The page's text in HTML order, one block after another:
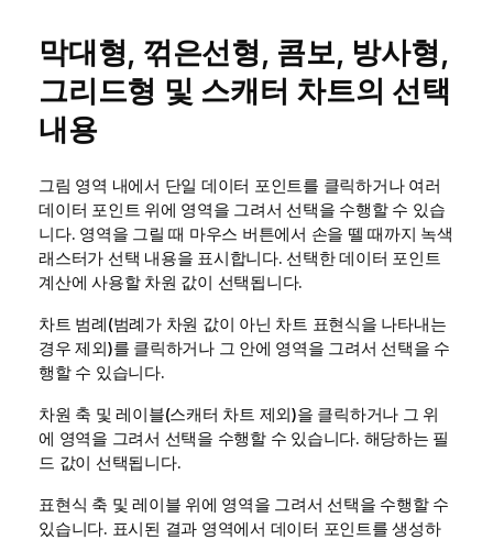
막대형, 꺾은선형, 콤보, 방사형,
그리드형 및 스캐터 차트의 선택
내용
그림 영역 내에서 단일 데이터 포인트를 클릭하거나 여러
데이터 포인트 위에 영역을 그려서 선택을 수행할 수 있습
니다. 영역을 그릴 때 마우스 버튼에서 손을 뗄 때까지 녹색
래스터가 선택 내용을 표시합니다. 선택한 데이터 포인트
계산에 사용할 차원 값이 선택됩니다.
차트 범례(범례가 차원 값이 아닌 차트 표현식을 나타내는
경우 제외)를 클릭하거나 그 안에 영역을 그려서 선택을 수
행할 수 있습니다.
차원 축 및 레이블(스캐터 차트 제외)을 클릭하거나 그 위
에 영역을 그려서 선택을 수행할 수 있습니다. 해당하는 필
드 값이 선택됩니다.
표현식 축 및 레이블 위에 영역을 그려서 선택을 수행할 수
있습니다. 표시된 결과 영역에서 데이터 포인트를 생성하